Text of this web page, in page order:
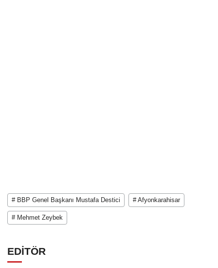
# BBP Genel Başkanı Mustafa Destici # Afyonkarahisar
# Mehmet Zeybek
EDİTÖR